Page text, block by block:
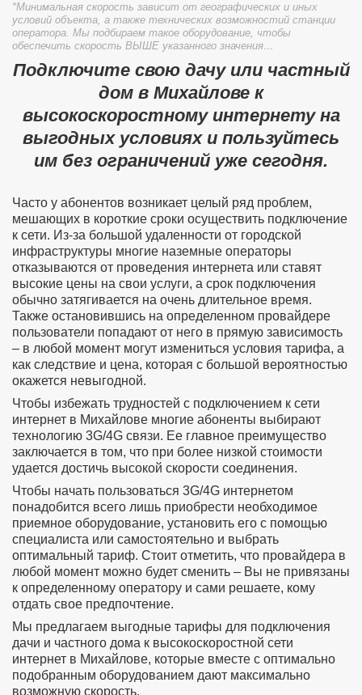
*Минимальная скорость зависит от географических и иных
условий объекта, а также технических возможностий станции
оператора. Мы подбираем такое оборудование, чтобы
обеспечить скорость ВЫШЕ указанного значения…
Подключите свою дачу или частный
дом в Михайлове к
высокоскоростному интернету на
выгодных условиях и пользуйтесь
им без ограничений уже сегодня.
Часто у абонентов возникает целый ряд проблем,
мешающих в короткие сроки осуществить подключение
к сети. Из-за большой удаленности от городской
инфраструктуры многие наземные операторы
отказываются от проведения интернета или ставят
высокие цены на свои услуги, а срок подключения
обычно затягивается на очень длительное время.
Также остановившись на определенном провайдере
пользователи попадают от него в прямую зависимость
– в любой момент могут измениться условия тарифа, а
как следствие и цена, которая с большой вероятностью
окажется невыгодной.
Чтобы избежать трудностей с подключением к сети
интернет в Михайлове многие абоненты выбирают
технологию 3G/4G связи. Ее главное преимущество
заключается в том, что при более низкой стоимости
удается достичь высокой скорости соединения.
Чтобы начать пользоваться 3G/4G интернетом
понадобится всего лишь приобрести необходимое
приемное оборудование, установить его с помощью
специалиста или самостоятельно и выбрать
оптимальный тариф. Стоит отметить, что провайдера в
любой момент можно будет сменить – Вы не привязаны
к определенному оператору и сами решаете, кому
отдать свое предпочтение.
Мы предлагаем выгодные тарифы для подключения
дачи и частного дома к высокоскоростной сети
интернет в Михайлове, которые вместе с оптимально
подобранным оборудованием дают максимально
возможную скорость.